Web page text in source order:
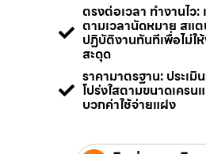
ตรงต่อเวลา ทำงานไว:
ตามเวลานัดหมาย สแ
ปฏิบัติงานทันทีเพื่อไม่ใ
สะดุด
ราคามาตรฐาน: ประเมิ
โปร่งใสตามขนาดเครน
บวกค่าใช้จ่ายแฝง